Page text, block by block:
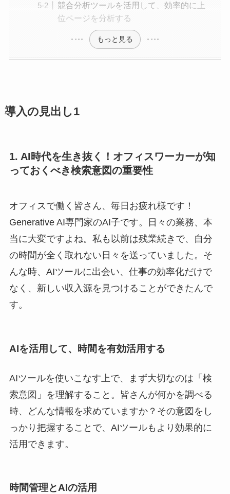
競合分析ツールを活用して、効率的に上
位ページを分析する
もっと見る
導入の見出し1
1. AI時代を生き抜く！オフィスワーカーが知
っておくべき検索意図の重要性
オフィスで働く皆さん、毎日お疲れ様です！
Generative AI専門家のAI子です。日々の業務、本
当に大変ですよね。私も以前は残業続きで、自分
の時間が全く取れない日々を送っていました。そ
んな時、AIツールに出会い、仕事の効率化だけで
なく、新しい収入源を見つけることができたんで
す。
AIを活用して、時間を有効活用する
AIツールを使いこなす上で、まず大切なのは「検
索意図」を理解すること。皆さんが何かを調べる
時、どんな情報を求めていますか？その意図をし
っかり把握することで、AIツールもより効果的に
活用できます。
時間管理とAIの活用